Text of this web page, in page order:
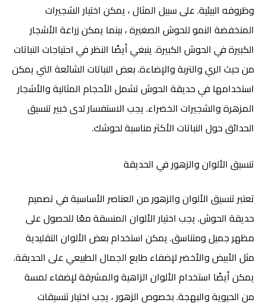
وظروفه البيئية. على سبيل المثال ، يمكن اختيار الشجيرات
المنخفضة النمو للحوش الصغيرة ، بينما يمكن زراعة الأشجار
الكبيرة في الحوش الكبيرة. ينبغي أيضًا النظر في احتياجات النباتات
من حيث الري والتربة والإضاءة. بعض النباتات الشائعة التي يمكن
استخدامها في حديقة الحوش تشمل الأحجام المثالية والأشجار
المزهرة والشجيرات الخضراء. يجب الاستفسار لدى خبير تنسيق
الحدائق حول النباتات الأكثر مناسبة لحوشك.
تنسيق الألوان والزهور في الحديقة
تعتبر تنسيق الألوان والزهور من العناصر الأساسية في تصميم
حديقة الحوش. يجب اختيار الألوان المنسقة معًا للحصول على
مظهر جميل ومتناسق. يمكن استخدام بعض الألوان التقليدية
مثل الأبيض والأخضر لإضفاء طابع الجمال الطبيعي على الحديقة.
يمكن أيضًا استخدام الألوان الزاهية والمشرقة لإضفاء لمسة
من الحيوية والبهجة. بخصوص الزهور ، يجب اختيار تنسيقات